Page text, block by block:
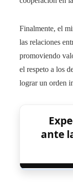
Finalmente, el
las relaciones
promoviendo
el respeto a los
lograr un orden
ante